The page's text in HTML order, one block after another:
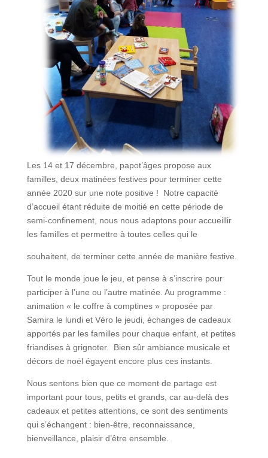
Les 14 et 17 décembre, papot’âges propose aux
familles, deux matinées festives pour terminer cette
année 2020 sur une note positive ! Notre capacité
d’accueil étant réduite de moitié en cette période de
semi-confinement, nous nous adaptons pour accueillir
les familles et permettre à toutes celles qui le
souhaitent, de terminer cette année de manière festive.
Tout le monde joue le jeu, et pense à s’inscrire pour
participer à l’une ou l’autre matinée. Au programme :
animation « le coffre à comptines » proposée par
Samira le lundi et Véro le jeudi, échanges de cadeaux
apportés par les familles pour chaque enfant, et petites
friandises à grignoter. Bien sûr ambiance musicale et
décors de noël égayent encore plus ces instants.
Nous sentons bien que ce moment de partage est
important pour tous, petits et grands, car au-delà des
cadeaux et petites attentions, ce sont des sentiments
qui s’échangent : bien-être, reconnaissance,
bienveillance, plaisir d’être ensemble.